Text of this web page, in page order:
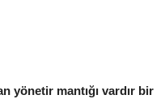
yönetir mantığı vardır bir